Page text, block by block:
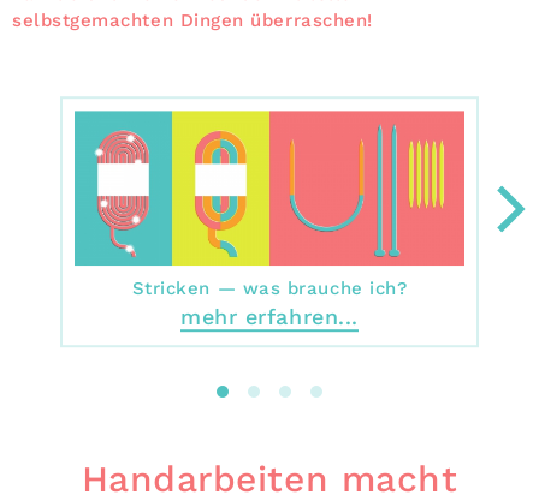
selbstgemachten Dingen überraschen!
Stricken — was brauche ich?
mehr erfahren...
Handarbeiten macht